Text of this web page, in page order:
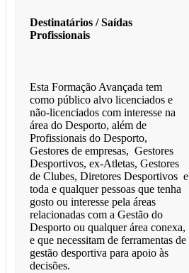
Destinatários / Saídas
Profissionais
Esta Formação Avançada tem
como público alvo licenciados e
não-licenciados com interesse na
área do Desporto, além de
Profissionais do Desporto,
Gestores de empresas, Gestores
Desportivos, ex-Atletas, Gestores
de Clubes, Diretores Desportivos e
toda e qualquer pessoas que tenha
gosto ou interesse pela áreas
relacionadas com a Gestão do
Desporto ou qualquer área conexa,
e que necessitam de ferramentas de
gestão desportiva para apoio às
decisões.